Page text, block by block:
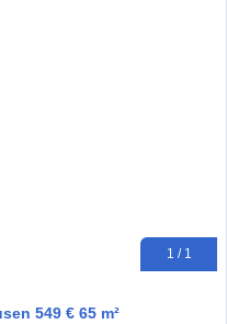
1 / 1
549 € 65 m²